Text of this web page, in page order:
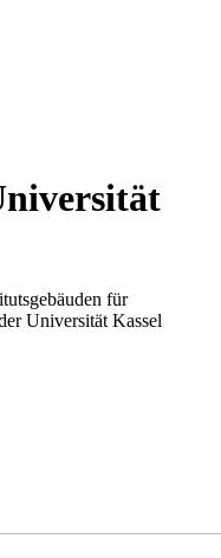
für
Universität Kassel